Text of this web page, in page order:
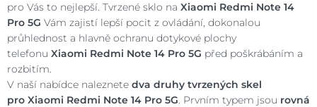
pro Vás to nejlepší. Tvrzené sklo na Xiaomi Redmi Note 14
Pro 5G Vám zajistí lepší pocit z ovládání, dokonalou
průhlednost a hlavně ochranu dotykové plochy
telefonu Xiaomi Redmi Note 14 Pro 5G před poškrábáním a
rozbitím.
V naší nabídce naleznete dva druhy tvrzených skel
pro Xiaomi Redmi Note 14 Pro 5G. Prvním typem jsou rovná